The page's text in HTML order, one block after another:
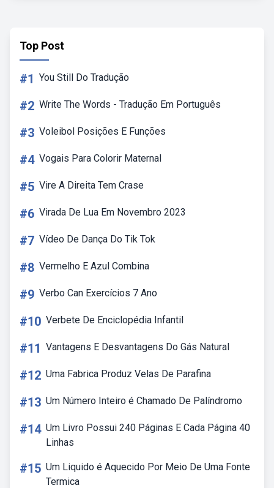
Top Post
#1 You Still Do Tradução
#2 Write The Words - Tradução Em Português
#3 Voleibol Posições E Funções
#4 Vogais Para Colorir Maternal
#5 Vire A Direita Tem Crase
#6 Virada De Lua Em Novembro 2023
#7 Vídeo De Dança Do Tik Tok
#8 Vermelho E Azul Combina
#9 Verbo Can Exercícios 7 Ano
#10 Verbete De Enciclopédia Infantil
#11 Vantagens E Desvantagens Do Gás Natural
#12 Uma Fabrica Produz Velas De Parafina
#13 Um Número Inteiro é Chamado De Palíndromo
#14 Um Livro Possui 240 Páginas E Cada Página 40
Linhas
#15 Um Liquido é Aquecido Por Meio De Uma Fonte
Termica